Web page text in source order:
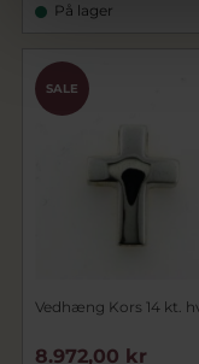
På lager
SALE
Vedhæng Kors 14 kt.
8.972,00 kr